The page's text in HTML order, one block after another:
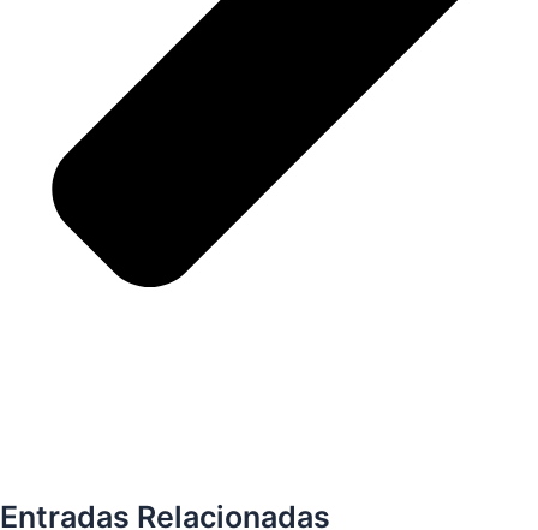
Entradas Relacionadas